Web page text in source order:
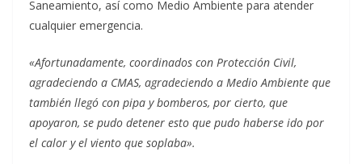
Saneamiento, así como Medio Ambiente para atender
cualquier emergencia.
«Afortunadamente, coordinados con Protección Civil,
agradeciendo a CMAS, agradeciendo a Medio Ambiente que
también llegó con pipa y bomberos, por cierto, que
apoyaron, se pudo detener esto que pudo haberse ido por
el calor y el viento que soplaba».